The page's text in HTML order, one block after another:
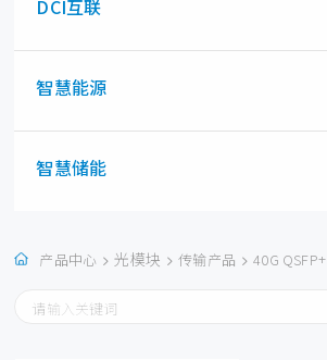
DCI互联
智慧能源
智慧储能
产品中心 光模块 传输产品 40G QSFP+